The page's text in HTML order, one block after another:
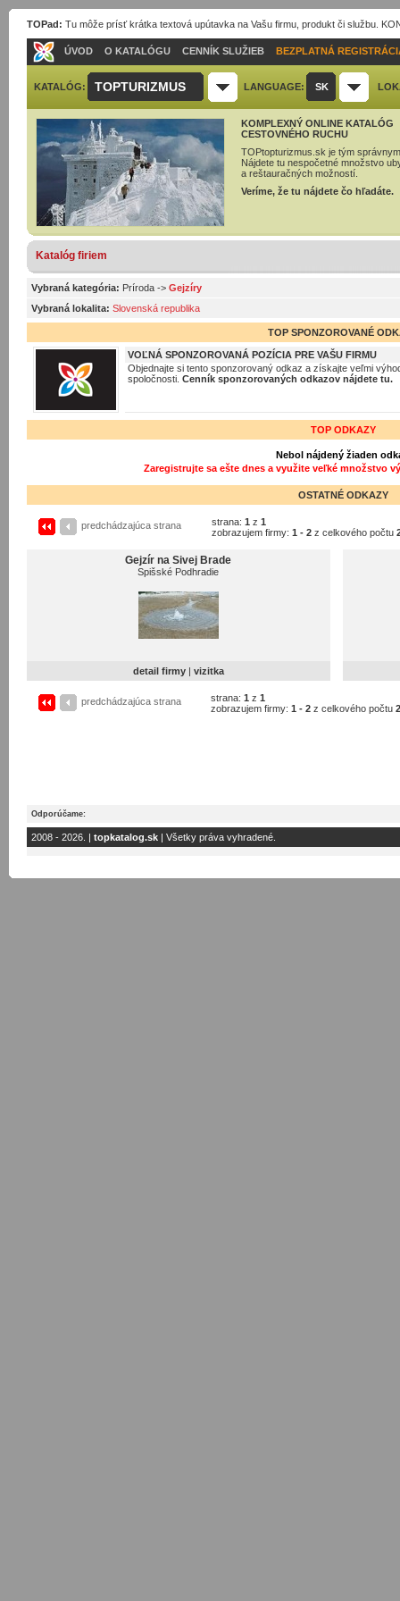
TOPad: Tu môže prísť krátka textová upútavka na Vašu firmu, produkt či službu.
ÚVOD O KATALÓGU CENNÍK SLUŽIEB BEZPLATNÁ
KATALÓG: TOPTURIZMUS LANGUAGE: SK
KOMPLEXNÝ ONLINE KATALÓG
CESTOVNÉHO RUCHU
TOPtopturizmus.sk je tým
Nájdete tu nespočetné množstvo
a reštauračných možností.
Veríme, že tu nájdete čo hľadáte.
Katalóg firiem
Vybraná kategória: Príroda -> Gejzíry
Vybraná lokalita: Slovenská republika
TOP SPONZOROVANÉ
VOĽNÁ SPONZOROVANÁ POZÍCIA PRE VAŠU FIRMU
Objednajte si tento sponzorovaný odkaz a získajte veľmi
spoločnosti. Cenník sponzorovaných odkazov nájdete tu.
TOP ODKAZY
Nebol nájdený žiaden
Zaregistrujte sa ešte dnes a využite veľké množstvo
OSTATNÉ ODKAZY
predchádzajúca strana strana: 1 z 1
zobrazujem firmy: 1 - 2 z celkového počtu
Gejzír na Sivej Brade
Spišské Podhradie
detail firmy | vizitka
predchádzajúca strana strana: 1 z 1
zobrazujem firmy: 1 - 2 z celkového počtu 2
Odporúčame:
2008 - 2026. | topkatalog.sk | Všetky práva vyhradené.